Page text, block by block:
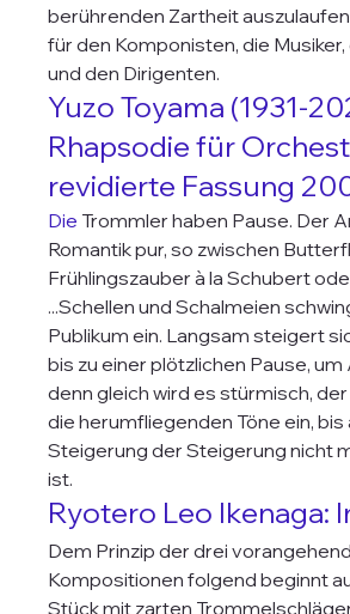
berührenden Zartheit
für den Komponisten, die
und den Dirigenten.
Yuzo Toyama (1931-
Rhapsodie für
revidierte Fassung
Die Trommler haben Pause. Der
Romantik pur, so zwischen
Frühlingszauber à la Schubert
...Schellen und Schalmeien
Publikum ein. Langsam steigert
bis zu einer plötzlichen Pause, um
denn gleich wird es stürmisch,
die herumfliegenden Töne ein, bis
Steigerung der Steigerung nicht
ist.
Ryotero Leo Ikenaga:
Dem Prinzip der drei
Kompositionen folgend beginnt
Stück mit zarten